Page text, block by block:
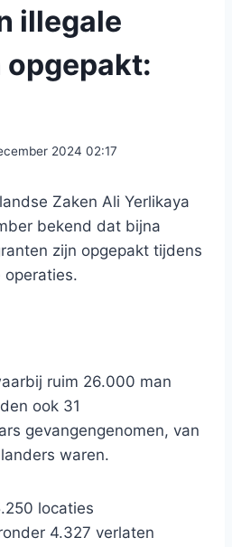
illegale
2024 02:17
Zaken Ali Yerlikaya
bekend dat bijna
zijn opgepakt tijdens
operaties.
ruim 26.000 man
ook 31
gevangengenomen, van
waren.
locaties
4.327 verlaten